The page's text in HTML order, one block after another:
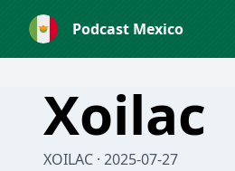
Podcast Mexico
Xoilac
XOILAC · 2025-07-27